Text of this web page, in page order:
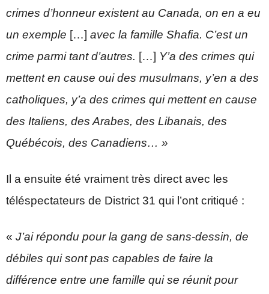
crimes d’honneur existent au Canada, on en a eu
un exemple […] avec la famille Shafia. C’est un
crime parmi tant d’autres. […] Y’a des crimes qui
mettent en cause oui des musulmans, y’en a des
catholiques, y’a des crimes qui mettent en cause
des Italiens, des Arabes, des Libanais, des
Québécois, des Canadiens… »
Il a ensuite été vraiment très direct avec les
téléspectateurs de District 31 qui l’ont critiqué :
« J’ai répondu pour la gang de sans-dessin, de
débiles qui sont pas capables de faire la
différence entre une famille qui se réunit pour